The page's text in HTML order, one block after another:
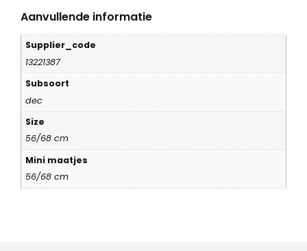
Aanvullende informatie
Supplier_code
13221387
Subsoort
dec
Size
56/68 cm
Mini maatjes
56/68 cm